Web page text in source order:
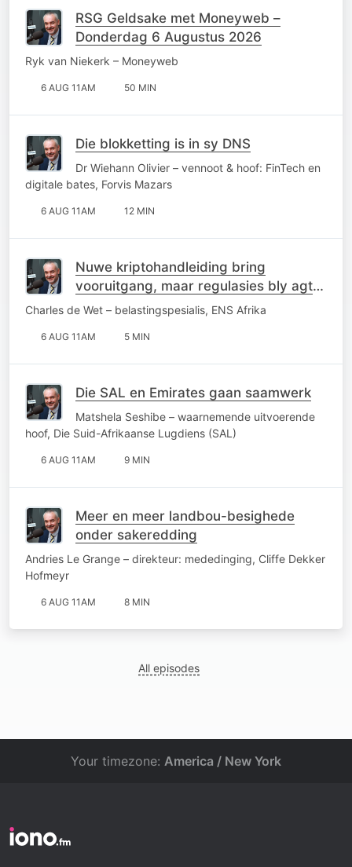
RSG Geldsake met Moneyweb –
Donderdag 6 Augustus 2026
Ryk van Niekerk – Moneyweb
6 AUG 11AM 50 MIN
Die blokketting is in sy DNS
Dr Wiehann Olivier – vennoot & hoof: FinTech en
digitale bates, Forvis Mazars
6 AUG 11AM 12 MIN
Nuwe kriptohandleiding bring
vooruitgang, maar regulasies bly agter
die kurwe
Charles de Wet – belastingspesialis, ENS Afrika
6 AUG 11AM 5 MIN
Die SAL en Emirates gaan saamwerk
Matshela Seshibe – waarnemende uitvoerende
hoof, Die Suid-Afrikaanse Lugdiens (SAL)
6 AUG 11AM 9 MIN
Meer en meer landbou-besighede
onder sakeredding
Andries Le Grange – direkteur: mededinging, Cliffe Dekker
Hofmeyr
6 AUG 11AM 8 MIN
All episodes
Your timezone: America / New York